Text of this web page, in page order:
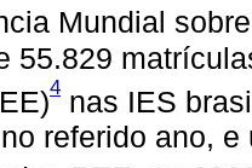
Mundial
55.829
4 nas IES
referido ano,